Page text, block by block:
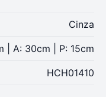
Cinza
| A: 30cm | P: 15cm
HCH01410